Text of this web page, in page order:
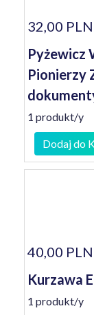
32,00 PLN
Pyżewicz
Pionierzy
1 produkt/y
Dodaj do
40,00 PLN
Kurzawa
1 produkt/y